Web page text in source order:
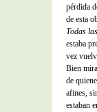
pérdida
de esta
Todas
estaba
vez
Bien
de
afines,
estaban